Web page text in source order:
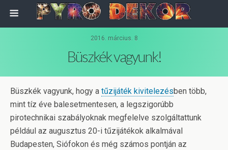
2016. március. 8
Büszkék vagyunk!
Büszkék vagyunk, hogy a tűzijáték kivitelezésben több,
mint tíz éve balesetmentesen, a legszigorúbb
pirotechnikai szabályoknak megfelelve szolgáltattunk
például az augusztus 20-i tűzijátékok alkalmával
Budapesten, Siófokon és még számos pontján az